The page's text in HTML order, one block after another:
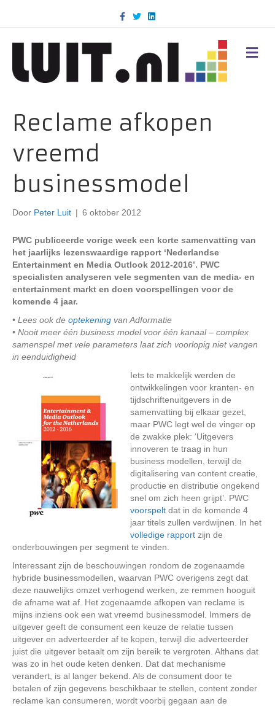
c
k
T
w
i
n
d
M
E
Reclame afkopen
vreemd
businessmodel
Door Peter Luit | 6 oktober 2012
PWC publiceerde vorige week een korte samenvatting van
het jaarlijks lezenswaardige rapport ‘Nederlandse
Entertainment en Media Outlook 2012-2016’. PWC
specialisten analyseren vele segmenten van de media- en
entertainment markt en doen voorspellingen voor de
komende 4 jaar.
• Lees ook de optekening van Adformatie
• Nooit meer één business model voor één kanaal – complex
samenspel met vele parameters laat zich voorlopig niet vangen
in eenduidigheid
Iets te makkelijk werden de
ontwikkelingen voor kranten- en
tijdschriftenuitgevers in de
samenvatting bij elkaar gezet,
maar PWC legt wel de vinger op
de zwakke plek: ‘Uitgevers
innoveren te traag in hun
business modellen, terwijl de
digitalisering van content creatie,
productie en distributie ongekend
snel om zich heen grijpt’. PWC
voorspelt dat in de komende 4
jaar titels zullen verdwijnen. In het
volledige rapport zijn de
onderbouwingen per segment te vinden.
Interessant zijn de beschouwingen rondom de zogenaamde
hybride businessmodellen, waarvan PWC overigens zegt dat
deze nauwelijks omzet verhogend werken, ze remmen hooguit
de afname wat af. Het zogenaamde afkopen van reclame is
mijns inziens ook een wat vreemd businessmodel. Immers de
uitgever geeft de consument een keuze de relatie tussen
uitgever en adverteerder af te kopen, terwijl die adverteerder
juist die uitgever betaalt om zijn bereik te vergroten. Althans dat
was zo in het oude keten denken. Dat dat mechanisme
verandert, is al langer bekend. Als de consument door te
betalen of zijn gegevens beschikbaar te stellen, content zonder
reclame kan consumeren, wordt voorbij gegaan aan de